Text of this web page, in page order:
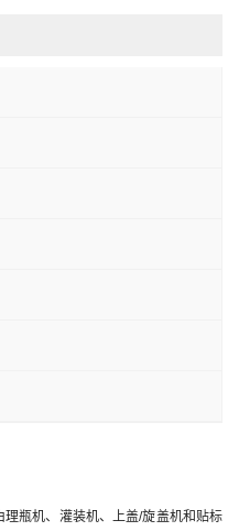
瓶机、灌装机、上盖/旋盖机和贴标